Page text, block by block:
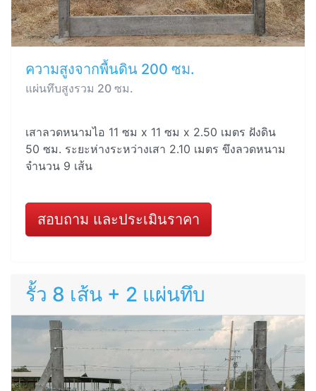
ความสูงจากพื้นดิน 200 ซม.
แผ่นทึบสูงรวม 20 ซม.
เสาลวดหนามไอ 11 ซม x 11 ซม x 2.50 เมตร ฝังดิน
50 ซม. ระยะห่างระหว่างเสา 2.10 เมตร ขึงลวดหนาม
จำนวน 9 เส้น
สอบถาม และประเมินราคา
รั้ว 8 เส้น + 2 แผ่นทึบ